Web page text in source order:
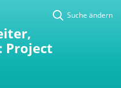
Suche ändern
Project